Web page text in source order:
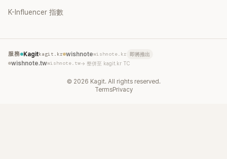
K-Influencer 指數
服務 Kagitkagit.kr wishnotewishnote.kr 即將推出
wishnote.twwishnote.tw→ 整併至 kagit.kr TC
© 2026 Kagit. All rights reserved.
TermsPrivacy